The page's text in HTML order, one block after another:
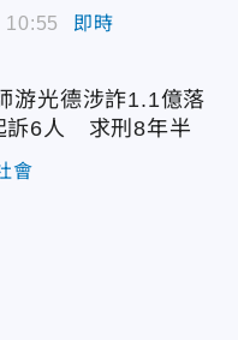
10:55 即時
游光德涉詐1.1億落
訴6人 求刑8年半
會